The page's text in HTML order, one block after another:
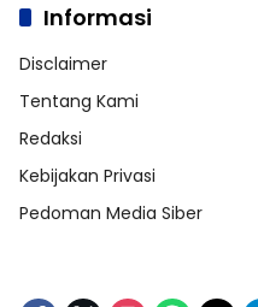
Informasi
Disclaimer
Tentang Kami
Redaksi
Kebijakan Privasi
Pedoman Media Siber